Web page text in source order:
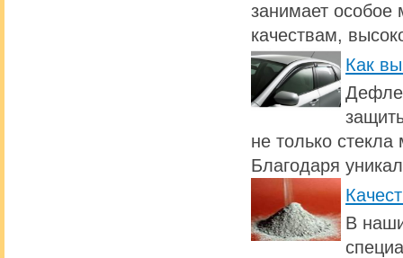
занимает особое
качествам,
Как
не только
Благодаря
В